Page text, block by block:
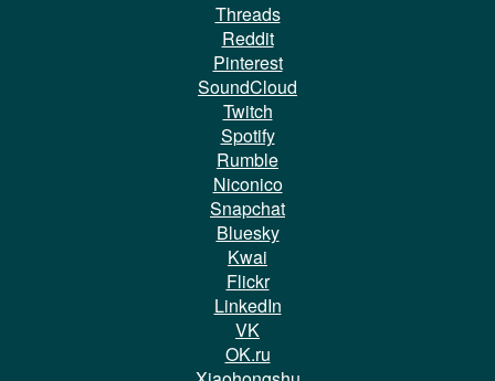
Threads
Reddit
Pinterest
SoundCloud
Twitch
Spotify
Rumble
Niconico
Snapchat
Bluesky
Kwai
Flickr
LinkedIn
VK
OK.ru